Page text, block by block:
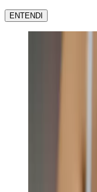
ENTENDI